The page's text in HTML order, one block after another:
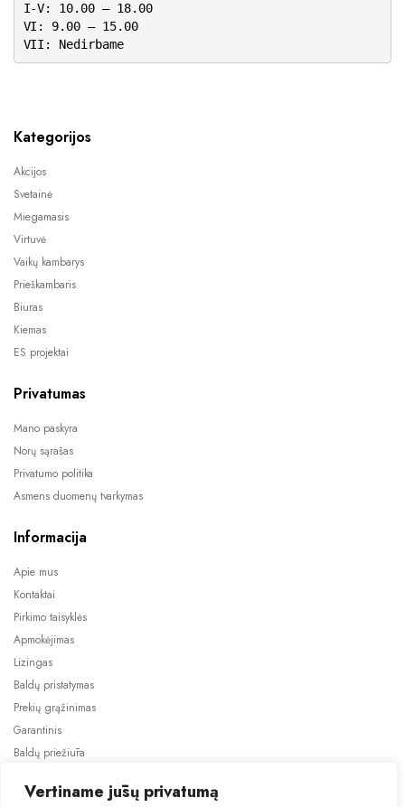
Vertiname jūsų privatumą
I-V: 10.00 – 18.00
VI: 9.00 – 15.00
VII: Nedirbame
Kategorijos
Akcijos
Svetainė
Miegamasis
Virtuvė
Vaikų kambarys
Prieškambaris
Biuras
Kiemas
ES projektai
Privatumas
Mano paskyra
Norų sąrašas
Privatumo politika
Asmens duomenų tvarkymas
Informacija
Apie mus
Kontaktai
Pirkimo taisyklės
Apmokėjimas
Lizingas
Baldų pristatymas
Prekių grąžinimas
Garantinis
Baldų priežiūra